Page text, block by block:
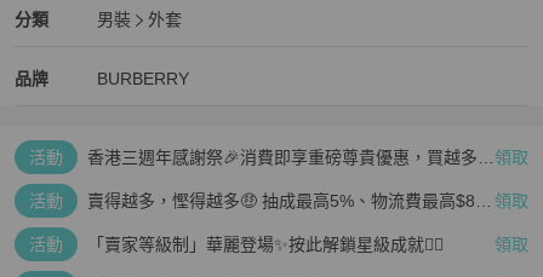
分類
BURBERRY男裝分類資訊
男裝
外套
品牌
BURBERRY精品男裝品牌介紹
BURBERRY
BURBERRY推薦清單
活動
香港三週年感謝祭🎉消費即享重磅尊貴優惠，買越多、 領取
活動
賣得越多，慳得越多🤑 抽成最高5%、物流費最高$800 領取
活動 「賣家等級制」華麗登場✨按此解鎖星級成就👆🏻 領取